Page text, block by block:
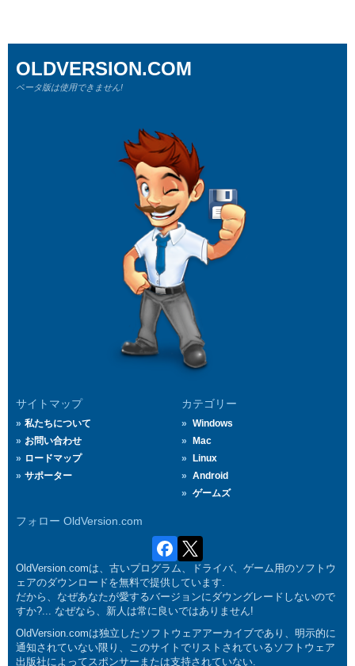
サイトマップ
私たちについて
お問い合わせ
ロードマップ
サポーター
カテゴリー
Windows
Mac
Linux
Android
ゲームズ
フォロー OldVersion.com
OLDVERSION.COM
ベータ版は使用できません!
OldVersion.comは、古いプログラム、ドライバ、ゲーム用のソフトウ
ェアのダウンロードを無料で提供しています.
だから、なぜあなたが愛するバージョンにダウングレードしないので
すか?... なぜなら、新人は常に良いではありません!
OldVersion.comは独立したソフトウェアアーカイブであり、明示的に
通知されていない限り、このサイトでリストされているソフトウェア
出版社によってスポンサーまたは支持されていない.